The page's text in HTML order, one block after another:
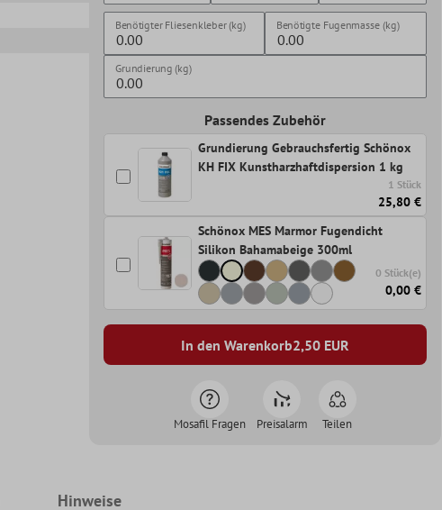
Benötigter Fliesenkleber (kg) Benötigte Fugenmasse (kg)
Grundierung (kg)
Passendes Zubehör
Grundierung Gebrauchsfertig Schönox
KH FIX Kunstharzhaftdispersion 1 kg
1 Stück
25,80 €
Schönox MES Marmor Fugendicht
Silikon Bahamabeige 300ml
0 Stück(e)
0,00 €
In den Warenkorb2,50EUR
Mosafil Fragen Preisalarm Teilen
Hinweise